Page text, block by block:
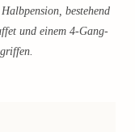
bestehend
und einem 4-Gang-